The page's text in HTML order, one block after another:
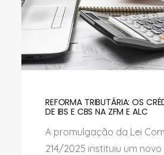
REFORMA TRIBUTÁRIA: OS
DE IBS E CBS NA ZFM E ALC
A promulgação da Lei
214/2025 instituiu um